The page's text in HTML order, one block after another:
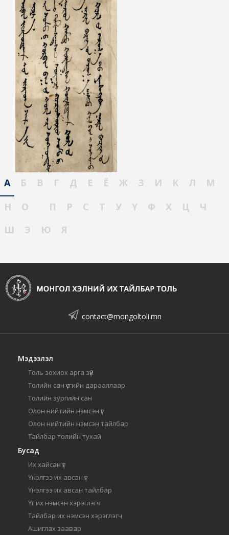
А Б В Г Д Е Ё Ж З И К Л
М
Н
О П Р С Т У Ү Ф Х Ц
Ч
Ш
Э Ю Я
contact@mongoltoli.mn
Мэдээлэл
Толь зохиох арга зүй
Толийн сан үсгийн дарааллаар
Толийн зургийн сан
Олон нийтийн нэмсэн үг
Олон нийтийн нэмсэн тайлбар
Тайлбар толийн тухай
Бусад
Их хайсан үг
Үнэлгээ их авсан үг
Үнэлгээ их авсан тайлбар
Үг их нэмсэн хэрэглэгч
Тайлбар их нэмсэн хэрэглэгч
Ашиглах заавар